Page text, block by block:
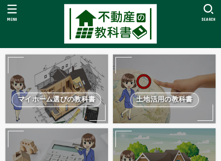
SEARCH
MENU
マイホーム選びの教科書 土地活用の教科書